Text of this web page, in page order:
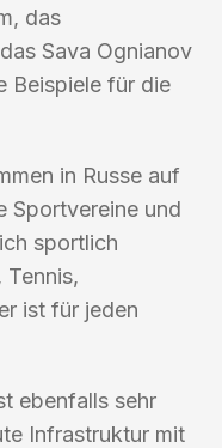
das
Sava Ognianov
Beispiele für die
in Russe auf
Sportvereine und
sportlich
ist für jeden
ebenfalls sehr
Infrastruktur mit